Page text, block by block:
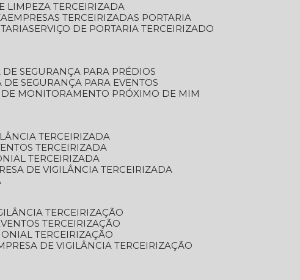
E LIMPEZA TERCEIRIZADA
EMPRESAS TERCEIRIZADAS PORTARIA
SERVIÇO DE PORTARIA TERCEIRIZADO
DE SEGURANÇA PARA PRÉDIOS
DE SEGURANÇA PARA EVENTOS
DE MONITORAMENTO PRÓXIMO DE MIM
TERCEIRIZADA
TERCEIRIZADA
TERCEIRIZADA
DE VIGILÂNCIA TERCEIRIZADA
TERCEIRIZAÇÃO
TERCEIRIZAÇÃO
TERCEIRIZAÇÃO
DE VIGILÂNCIA TERCEIRIZAÇÃO